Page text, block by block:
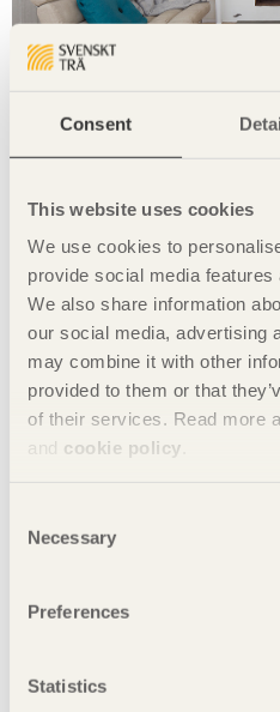
Consent
This website uses cookies
We use cookies to
provide social media
We also share information
our social media, advertising
may combine it with other
provided to them or that
of their services. Read more
and cookie policy
Selection
Necessary
Preferences
Statistics